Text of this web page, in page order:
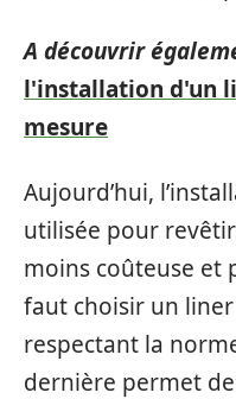
A découvrir
l'installation d'un
mesure
Aujourd’hui,
utilisée pour
moins coûteuse et
faut choisir un
respectant la
dernière permet